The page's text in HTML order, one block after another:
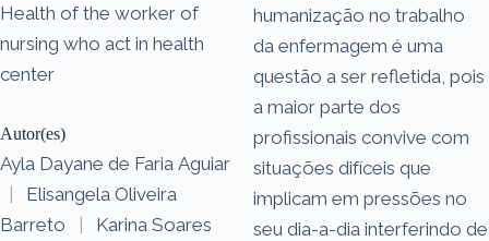
Health of the worker of
nursing who act in health
center
Autor(es)
Ayla Dayane de Faria Aguiar
|
Elisangela Oliveira
Barreto
|
Karina Soares
humanização no trabalho
da enfermagem é uma
questão a ser refletida, pois
a maior parte dos
profissionais convive com
situações difíceis que
implicam em pressões no
seu dia-a-dia interferindo de